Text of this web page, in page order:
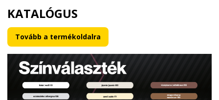
KATALÓGUS
Tovább a termékoldalra